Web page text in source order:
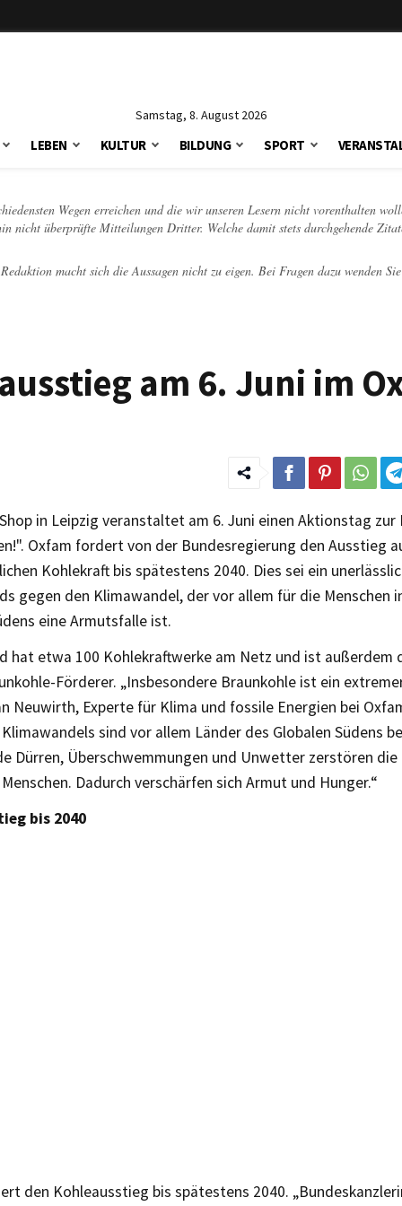
Samstag, 8. August 2026
LEBEN KULTUR BILDUNG SPORT
Wegen erreichen und die wir unseren Lesern nicht vorenthalten
nicht überprüfte Mitteilungen Dritter. Welche damit stets durchgehende
macht sich die Aussagen nicht zu eigen. Bei Fragen dazu wenden
am 6. Juni im
in Leipzig veranstaltet am 6. Juni einen Aktionstag zur
Oxfam fordert von der Bundesregierung den Ausstieg
Kohlekraft bis spätestens 2040. Dies sei ein
gegen den Klimawandel, der vor allem für die Menschen
eine Armutsfalle ist.
hat etwa 100 Kohlekraftwerke am Netz und ist
Förderer. „Insbesondere Braunkohle ist ein
Neuwirth, Experte für Klima und fossile Energien bei
sind vor allem Länder des Globalen Südens
Dürren, Überschwemmungen und Unwetter zerstören
Dadurch verschärfen sich Armut und Hunger.“
bis 2040
den Kohleausstieg bis spätestens 2040.